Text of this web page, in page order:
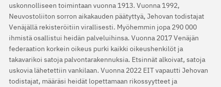
uskonnolliseen toimintaan vuonna 1913. Vuonna 1992,
Neuvostoliiton sorron aikakauden päätyttyä, Jehovan todistajat
Venäjällä rekisteröitiin virallisesti. Myöhemmin jopa 290 000
ihmistä osallistui heidän palveluihinsa. Vuonna 2017 Venäjän
federaation korkein oikeus purki kaikki oikeushenkilöt ja
takavarikoi satoja palvontarakennuksia. Etsinnät alkoivat, satoja
uskovia lähetettiin vankilaan. Vuonna 2022 EIT vapautti Jehovan
todistajat, määräsi heidät lopettamaan rikossyytteet ja